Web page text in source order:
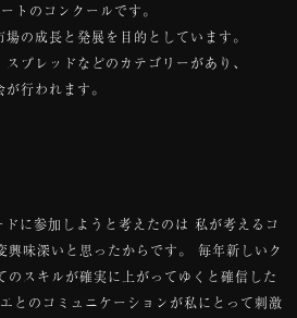
トのコンクールです。
の成長と発展を目的としています。
プレッドなどのカテゴリーがあり、
行われます。
に参加しようと考えたのは 私が考えるコ
味深いと思ったからです。 毎年新しいク
スキルが確実に上がってゆくと確信した
とのコミュニケーションが私にとって刺激